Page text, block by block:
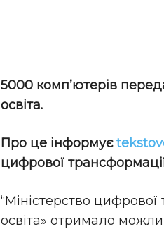
5000 комп’ютерів
освіта.
Про це інформує
цифрової
“Міністерство
освіта» отримало